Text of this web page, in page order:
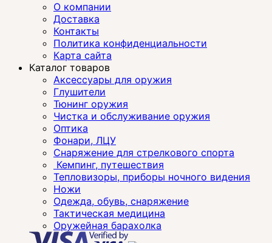
О компании
Доставка
Контакты
Политика конфиденциальности
Карта сайта
Каталог товаров
Аксессуары для оружия
Глушители
Тюнинг оружия
Чистка и обслуживание оружия
Оптика
Фонари, ЛЦУ
Снаряжение для стрелкового спорта
Кемпинг, путешествия
Тепловизоры, приборы ночного видения
Ножи
Одежда, обувь, снаряжение
Тактическая медицина
Оружейная барахолка